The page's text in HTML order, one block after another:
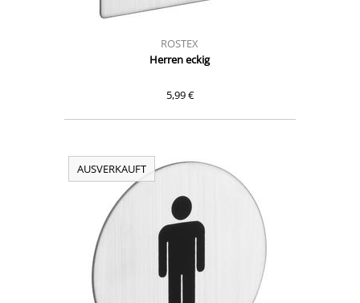
ROSTEX
Herren eckig
5,99 €
AUSVERKAUFT